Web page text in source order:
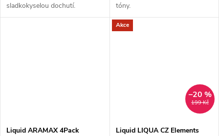
sladkokyselou dochutí.
tóny.
Liquid ARAMAX 4Pack
Akce
199 Kč
–20 %
Liquid LIQUA CZ Elements